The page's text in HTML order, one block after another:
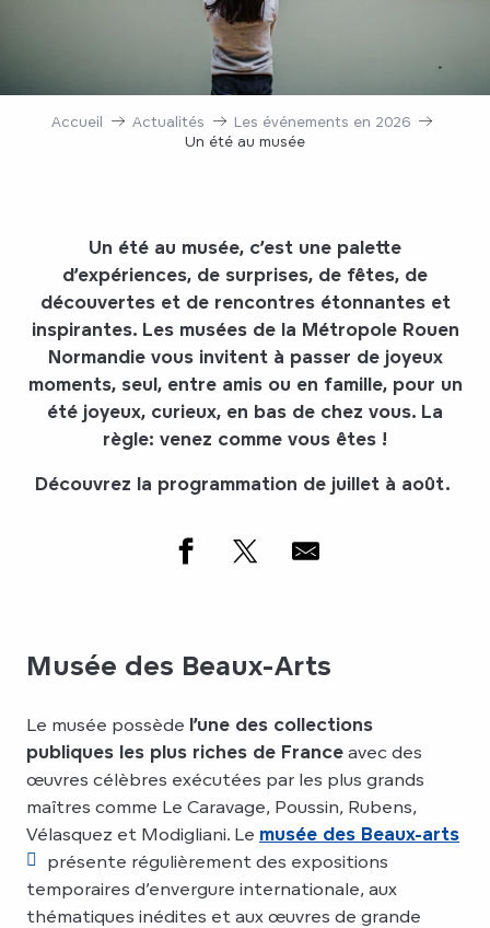
Accueil Actualités
Les événements en 2026
Un été au musée
Un été au musée, c’est une palette
d’expériences, de surprises, de fêtes, de
découvertes et de rencontres étonnantes et
inspirantes. Les musées de la Métropole Rouen
Normandie vous invitent à passer de joyeux
moments, seul, entre amis ou en famille, pour un
été joyeux, curieux, en bas de chez vous. La
règle: venez comme vous êtes !
Découvrez la programmation de juillet à août.
Musée des Beaux-Arts
Le musée possède l’une des collections
publiques les plus riches de France avec des
œuvres célèbres exécutées par les plus grands
maîtres comme Le Caravage, Poussin, Rubens,
Vélasquez et Modigliani. Le musée des Beaux-arts
présente régulièrement des expositions
temporaires d’envergure internationale, aux
thématiques inédites et aux œuvres de grande